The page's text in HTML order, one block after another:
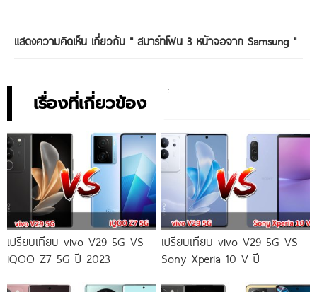
แสดงความคิดเห็น เกี่ยวกับ " สมาร์ทโฟน 3 หน้าจอจาก Samsung "
เรื่องที่เกี่ยวข้อง
เปรียบเทียบ vivo V29 5G VS
iQOO Z7 5G ปี 2023
เปรียบเทียบ vivo V29 5G VS
Sony Xperia 10 V ปี